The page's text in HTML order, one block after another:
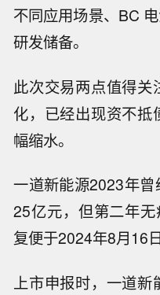
不同应用场景、BC
研发储备。
此次交易两点值得
化，已经出现资不抵
幅缩水。
一道新能源2023年
25亿元，但第二年
复便于2024年8月16
上市申报时，一道新